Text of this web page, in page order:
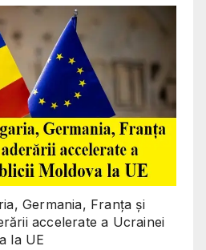
Germania, Franța și
accelerate a Ucrainei
la UE